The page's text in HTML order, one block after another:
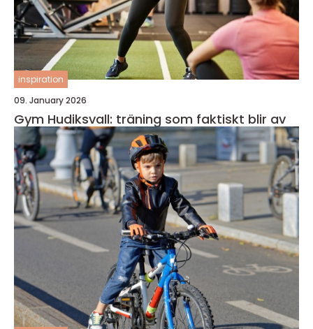
inspiration
09. January 2026
Gym Hudiksvall: träning som faktiskt blir av